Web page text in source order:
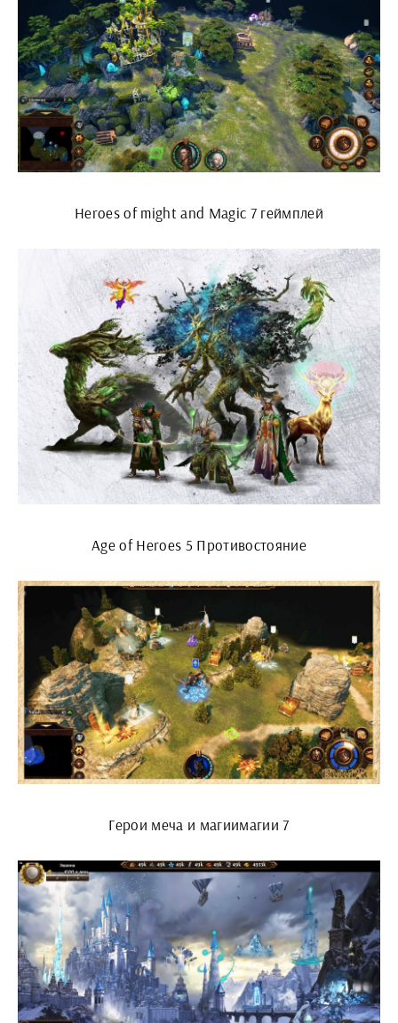
Heroes of might and Magic 7 геймплей
Age of Heroes 5 Противостояние
Герои меча и магиимагии 7